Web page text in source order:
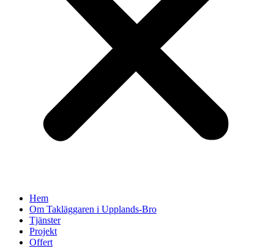
Hem
Om Takläggaren i Upplands-Bro
Tjänster
Projekt
Offert